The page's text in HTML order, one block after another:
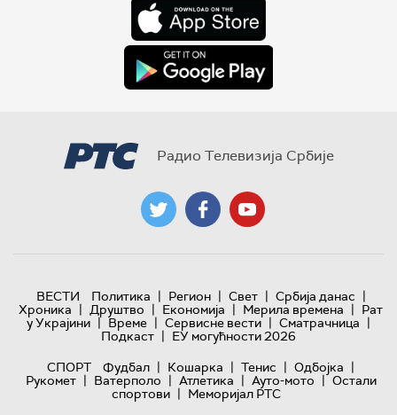
Радио Телевизија Србије
ВЕСТИ Политика | Регион | Свет | Србија данас |
Хроника | Друштво | Економија | Мерила времена | Рат
у Украјини | Време | Сервисне вести | Сматрачница |
Подкаст | ЕУ могућности 2026
СПОРТ
Фудбал | Кошарка | Тенис | Одбојка |
Рукомет | Ватерполо | Атлетика | Ауто-мото | Остали
спортови | Меморијал РТС